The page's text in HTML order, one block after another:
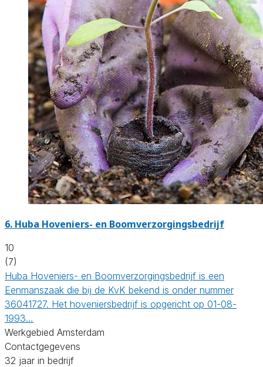
6. Huba Hoveniers- en Boomverzorgingsbedrijf
10
(7)
Huba Hoveniers- en Boomverzorgingsbedrijf is een
Eenmanszaak die bij de KvK bekend is onder nummer
36041727. Het hoveniersbedrijf is opgericht op 01-08-
1993…
Werkgebied Amsterdam
Contactgegevens
32 jaar in bedrijf